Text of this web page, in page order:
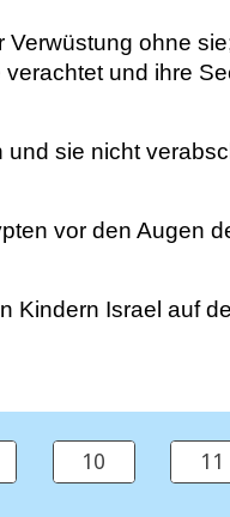
ohne
und ihre
sie nicht
vor den Augen
Kindern Israel auf
10 11